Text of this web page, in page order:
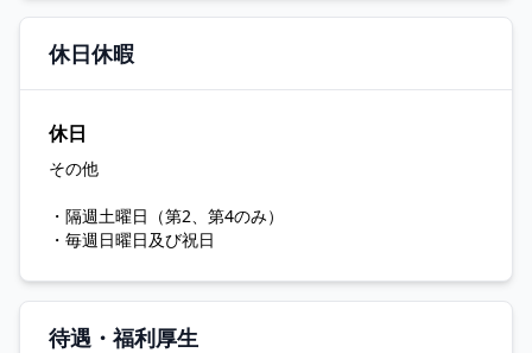
休日休暇
休日
その他
・隔週土曜日（第2、第4のみ）
・毎週日曜日及び祝日
待遇・福利厚生